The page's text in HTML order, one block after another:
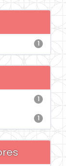
1
1
1